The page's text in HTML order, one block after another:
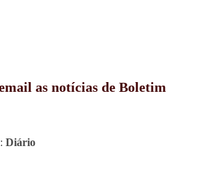
as notícias de Boletim
Diário